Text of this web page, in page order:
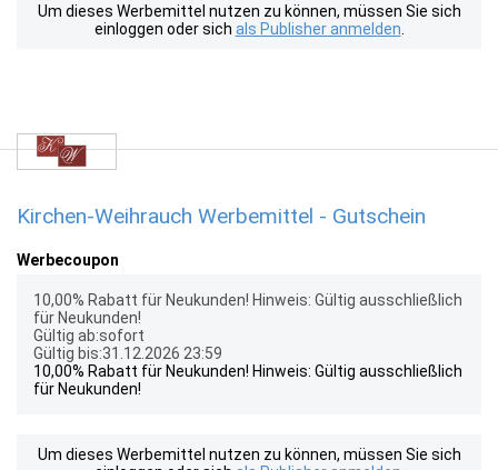
Um dieses Werbemittel nutzen zu können, müssen Sie sich
einloggen oder sich als Publisher anmelden
Kirchen-Weihrauch Werbemittel - Gutschein
Werbecoupon
10,00% Rabatt für Neukunden! Hinweis: Gültig ausschließlich
für Neukunden!
Gültig ab:sofort
Gültig bis:31.12.2026 23:59
10,00% Rabatt für Neukunden! Hinweis: Gültig ausschließlich
für Neukunden!
Um dieses Werbemittel nutzen zu können, müssen Sie sich